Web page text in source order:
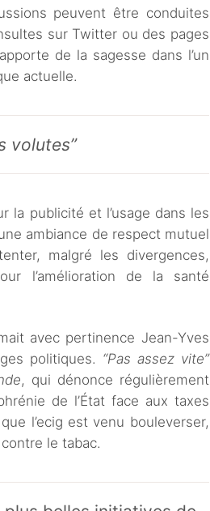
peuvent être conduites
sur Twitter ou des pages
de la sagesse dans l’un
actuelle.
volutes”
la publicité et l’usage dans les
ambiance de respect mutuel
malgré les divergences,
l’amélioration de la santé
avec pertinence Jean-Yves
politiques. “Pas assez vite”
, qui dénonce régulièrement
de l’État face aux taxes
l’ecig est venu bouleverser,
le tabac.